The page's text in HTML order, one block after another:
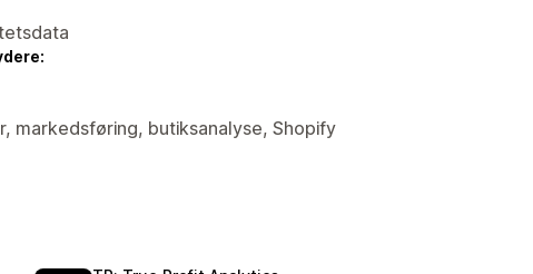
markedsføring, butiksanalyse, Shopify